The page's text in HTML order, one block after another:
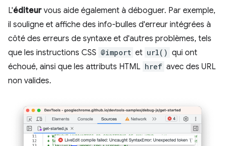
L'éditeur vous aide également à déboguer. Par exemple,
il souligne et affiche des info-bulles d'erreur intégrées à
côté des erreurs de syntaxe et d'autres problèmes, tels
que les instructions CSS @import et url() qui ont
échoué, ainsi que les attributs HTML href avec des URL
non valides.